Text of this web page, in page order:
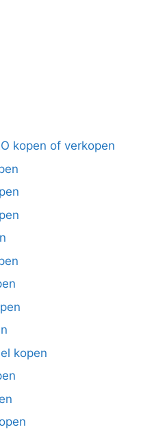
kopen of verkopen
kopen